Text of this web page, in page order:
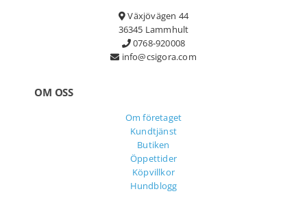
Växjövägen 44
36345 Lammhult
0768-920008
info@csigora.com
OM OSS
Om företaget
Kundtjänst
Butiken
Öppettider
Köpvillkor
Hundblogg